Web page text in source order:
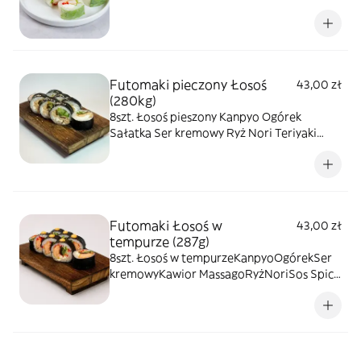
Futomaki pieczony Łosoś
(280kg)
43,00 zł
8szt. Łosoś pieszony Kanpyo Ogórek
Sałatka Ser kremowy Ryż Nori Teriyaki
Futomaki Łosoś w
tempurze (287g)
43,00 zł
8szt. Łosoś w tempurzeKanpyoOgórekSer
kremowyKawior MassagoRyżNoriSos Spicy